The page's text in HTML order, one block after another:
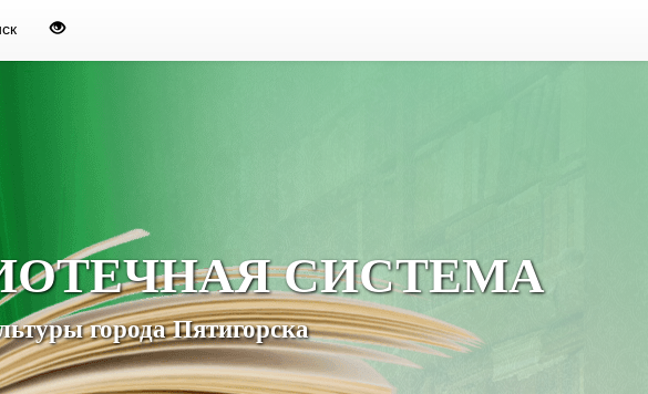
СИСТЕМА
города Пятигорска